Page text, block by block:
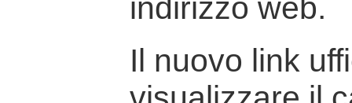
indirizzo web.
Il nuovo link